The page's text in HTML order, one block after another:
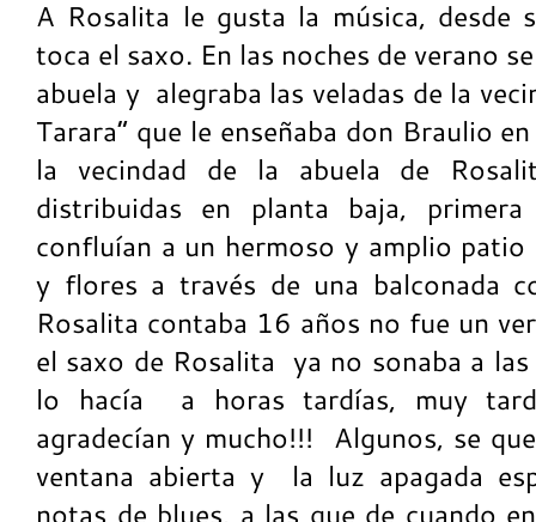
A Rosalita le gusta la música, desde
toca el saxo. En las noches de verano
abuela y alegraba las veladas de la
Tarara” que le enseñaba don Braulio
la vecindad de la abuela de
distribuidas en planta baja,
confluían a un hermoso y amplio
y flores a través de una balconada
Rosalita contaba 16 años no fue un
el saxo de Rosalita ya no sonaba a
lo hacía a horas tardías, muy
agradecían y mucho!!! Algunos, se
ventana abierta y la luz apagada
notas de blues, a las que de cuando